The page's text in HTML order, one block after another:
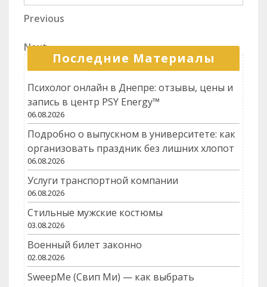
логистике
качество
Навигация
по
записям
Previous
Previous
Next
Post
Next
Последние Материалы
Психолог онлайн в Днепре: отзывы, цены и
запись в центр PSY Energy™
06.08.2026
Подробно о выпускном в университете: как
организовать праздник без лишних хлопот
06.08.2026
Услуги транспортной компании
06.08.2026
Стильные мужские костюмы
03.08.2026
Военный билет законно
02.08.2026
SweepMe (Свип Ми) — как выбрать